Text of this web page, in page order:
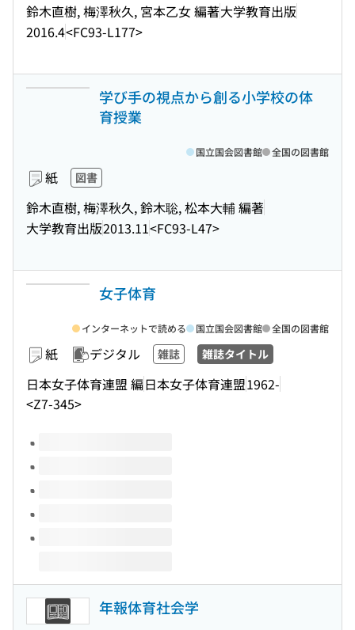
鈴木直樹, 梅澤秋久, 宮本乙女 編著大学教育出版
2016.4<FC93-L177>
学び手の視点から創る小学校の体
育授業
紙 図書
鈴木直樹, 梅澤秋久, 鈴木聡, 松本大輔 編著
大学教育出版2013.11<FC93-L47>
国立国会図書館 全国の図書館
女子体育
紙 デジタル 雑誌 雑誌タイトル
日本女子体育連盟 編日本女子体育連盟1962-
<Z7-345>
インターネットで読める 国立国会図書館 全国の図書館
このタイトルの巻号
年報体育社会学